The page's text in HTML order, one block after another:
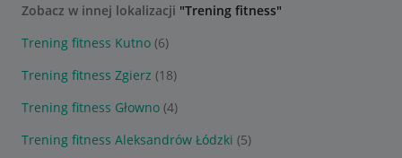
Zobacz w innej lokalizacji "Trening fitness"
Trening fitness Kutno (6)
Trening fitness Zgierz (18)
Trening fitness Głowno (4)
Trening fitness Aleksandrów Łódzki (5)